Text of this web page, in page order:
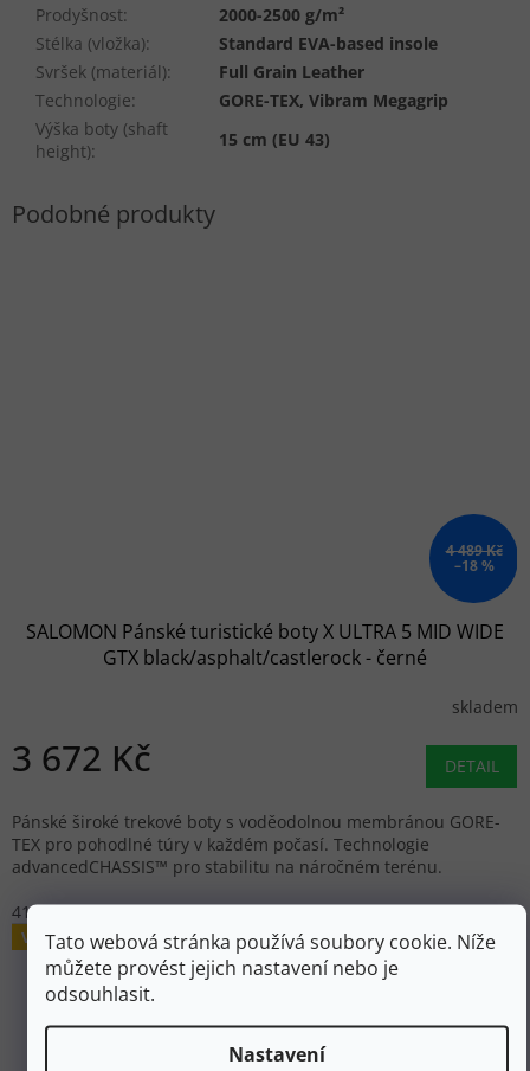
Tato webová stránka používá soubory cookie. Níže
můžete provést jejich nastavení nebo je
odsouhlasit.
Nastavení
Prodyšnost:
2000-2500 g/m²
Stélka (vložka):
Standard EVA-based insole
Svršek (materiál):
Full Grain Leather
Technologie:
GORE-TEX, Vibram Megagrip
Výška boty (shaft
height):
15 cm (EU 43)
4 489 Kč
–18 %
SALOMON Pánské turistické boty X ULTRA 5 MID WIDE
GTX black/asphalt/castlerock - černé
skladem
3 672 Kč DETAIL
Pánské široké trekové boty s voděodolnou membránou GORE-
TEX pro pohodlné túry v každém počasí. Technologie
advancedCHASSIS™ pro stabilitu na náročném terénu.
41 1/3
43 1/3 44 2/3 45 1/3 46 46 2/3 47 1/3
Výprodej